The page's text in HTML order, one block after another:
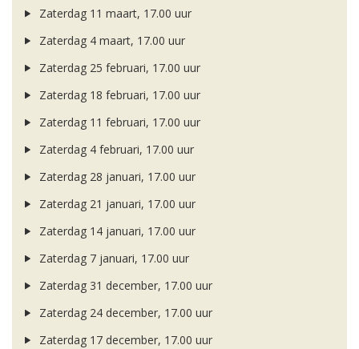
Zaterdag 11 maart, 17.00 uur
Zaterdag 4 maart, 17.00 uur
Zaterdag 25 februari, 17.00 uur
Zaterdag 18 februari, 17.00 uur
Zaterdag 11 februari, 17.00 uur
Zaterdag 4 februari, 17.00 uur
Zaterdag 28 januari, 17.00 uur
Zaterdag 21 januari, 17.00 uur
Zaterdag 14 januari, 17.00 uur
Zaterdag 7 januari, 17.00 uur
Zaterdag 31 december, 17.00 uur
Zaterdag 24 december, 17.00 uur
Zaterdag 17 december, 17.00 uur